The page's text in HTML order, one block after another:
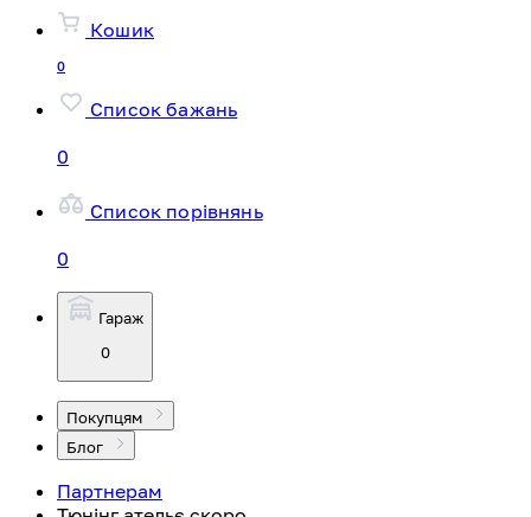
Кошик
0
Список бажань
0
Список порівнянь
0
Гараж
0
Покупцям
Блог
Партнерам